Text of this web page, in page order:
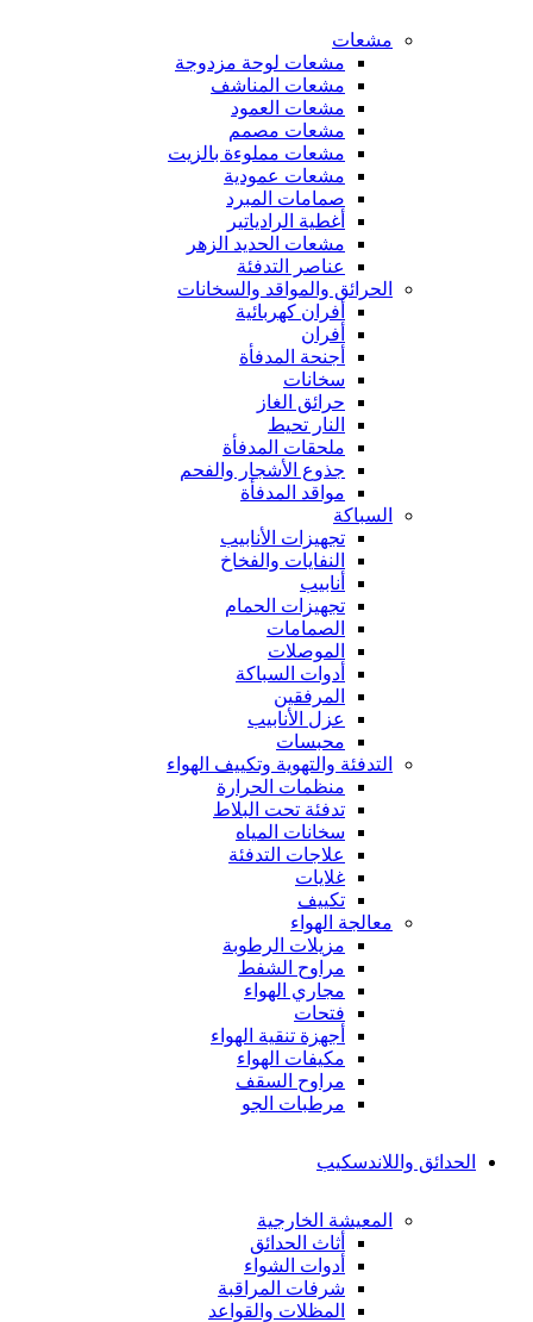
مشعات
مشعات لوحة مزدوجة
مشعات المناشف
مشعات العمود
مشعات مصمم
مشعات مملوءة بالزيت
مشعات عمودية
صمامات المبرد
أغطية الرادياتير
مشعات الحديد الزهر
عناصر التدفئة
الحرائق والمواقد والسخانات
أفران كهربائية
أفران
أجنحة المدفأة
سخانات
حرائق الغاز
النار تحيط
ملحقات المدفأة
جذوع الأشجار والفحم
مواقد المدفأة
السباكة
تجهيزات الأنابيب
النفايات والفخاخ
أنابيب
تجهيزات الحمام
الصمامات
الموصلات
أدوات السباكة
المرفقين
عزل الأنابيب
محبسات
التدفئة والتهوية وتكييف الهواء
منظمات الحرارة
تدفئة تحت البلاط
سخانات المياه
علاجات التدفئة
غلايات
تكييف
معالجة الهواء
مزيلات الرطوبة
مراوح الشفط
مجاري الهواء
فتحات
أجهزة تنقية الهواء
مكيفات الهواء
مراوح السقف
مرطبات الجو
الحدائق واللاندسكيب
المعيشة الخارجية
أثاث الحدائق
أدوات الشواء
شرفات المراقبة
المظلات والقواعد